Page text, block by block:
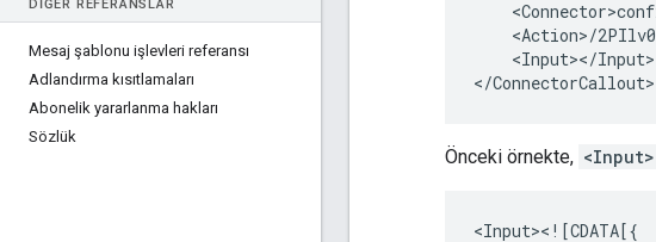
DIĞER REFERANSLAR
Mesaj şablonu işlevleri referansı
Adlandırma kısıtlamaları
Abonelik yararlanma hakları
Sözlük
<Input></Input>
Önceki örnekte, <Input>